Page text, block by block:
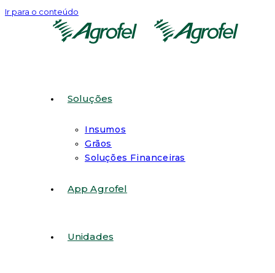
Ir para o conteúdo
Soluções
Insumos
Grãos
Soluções Financeiras
App Agrofel
Unidades